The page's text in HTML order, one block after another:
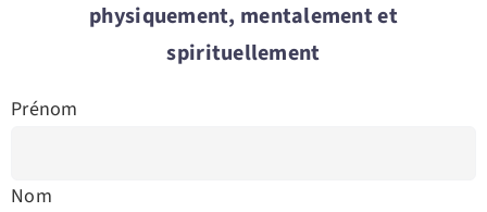
physiquement, mentalement et
spirituellement
Prénom
Nom